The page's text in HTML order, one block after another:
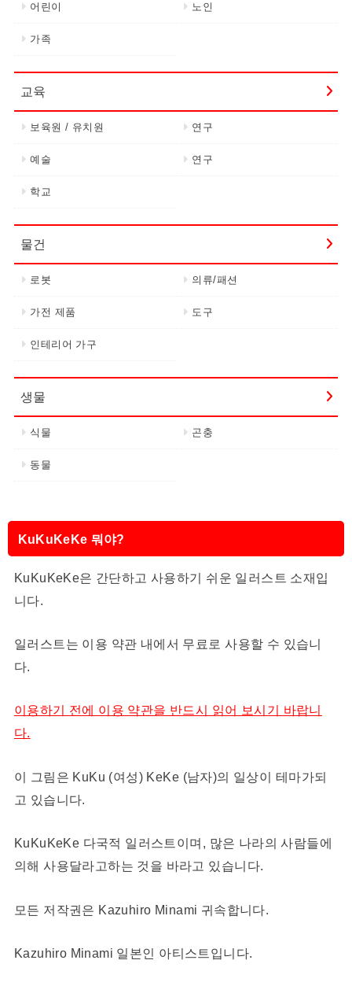
어린이 노인
가족
교육
보육원 / 유치원 연구
예술 연구
학교
물건
로봇 의류/패션
가전 제품 도구
인테리어 가구
생물
식물 곤충
동물
KuKuKeKe 뭐야?
KuKuKeKe은 간단하고 사용하기 쉬운 일러스트 소재입
니다.
일러스트는 이용 약관 내에서 무료로 사용할 수 있습니
다.
이용하기 전에 이용 약관을 반드시 읽어 보시기 바랍니
다.
이 그림은 KuKu (여성) KeKe (남자)의 일상이 테마가되
고 있습니다.
KuKuKeKe 다국적 일러스트이며, 많은 나라의 사람들에
의해 사용달라고하는 것을 바라고 있습니다.
모든 저작권은 Kazuhiro Minami 귀속합니다.
Kazuhiro Minami 일본인 아티스트입니다.